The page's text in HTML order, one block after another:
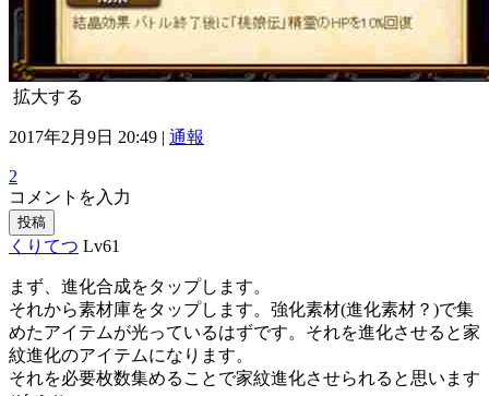
拡大する
2017年2月9日 20:49 | 通報
2
コメントを入力
投稿
くりてつ Lv61
まず、進化合成をタップします。
それから素材庫をタップします。強化素材(進化素材？)で集
めたアイテムが光っているはずです。それを進化させると家
紋進化のアイテムになります。
それを必要枚数集めることで家紋進化させられると思います